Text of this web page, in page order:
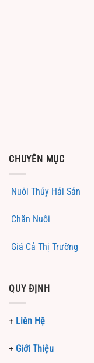
CHUYÊN MỤC
Nuôi Thủy Hải Sản
Chăn Nuôi
Giá Cả Thị Trường
QUY ĐỊNH
+ Liên Hệ
+ Giới Thiệu